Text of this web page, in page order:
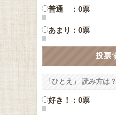
普通 ：0票
あまり：0票
「ひとえ」 読み方は？
好き！：0票